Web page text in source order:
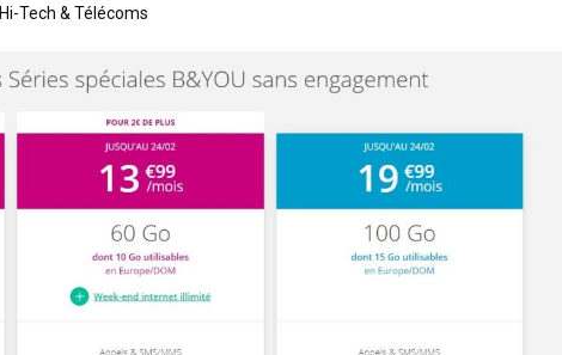
Hi-Tech & Télécoms